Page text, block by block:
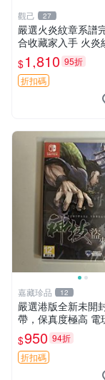
觀己 27
嚴選火炎紋章系譜
合收藏家入手 火炎
攻略
$1,810 95折
折扣碼
嘉藏珍品 12
嚴選港版全新未開
帶，保真度極高 電
戲卡帶 卡片包裝
$950 94折
折扣碼